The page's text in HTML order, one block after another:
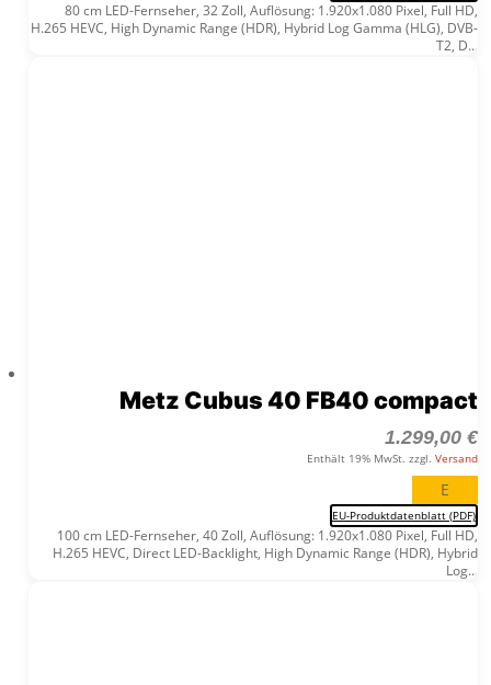
80 cm LED-Fernseher, 32 Zoll, Auflösung: 1.920x1.080 Pixel, Full HD,
H.265 HEVC, High Dynamic Range (HDR), Hybrid Log Gamma (HLG), DVB-
T2, D...
Metz Cubus 40 FB40 compact
1.299,00 €
Enthält 19% MwSt. zzgl. Versand
E
EU-Produktdatenblatt (PDF)
100 cm LED-Fernseher, 40 Zoll, Auflösung: 1.920x1.080 Pixel, Full HD,
H.265 HEVC, Direct LED-Backlight, High Dynamic Range (HDR), Hybrid
Log...